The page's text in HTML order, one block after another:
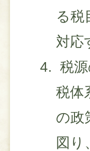
る税
対応
税
税体
の政
図り